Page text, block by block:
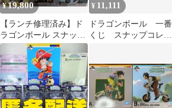
¥19,800
【ランチ修理済み】ド
ラゴンボール スナップ
コレクション A賞B賞D
賞 セット
¥ 11,111
ドラゴンボール 一番
くじ スナップコレク